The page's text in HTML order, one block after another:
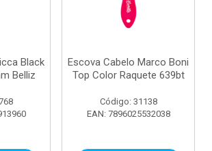
Black
Belliz
Escova Cabelo Marco Boni
Top Color Raquete 639bt
Código: 31138
EAN: 7896025532038